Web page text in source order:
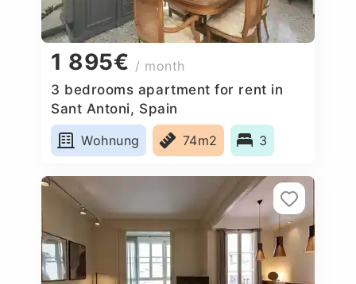
1 895€ / month
3 bedrooms apartment for rent in
Sant Antoni, Spain
Wohnung
74m2 3